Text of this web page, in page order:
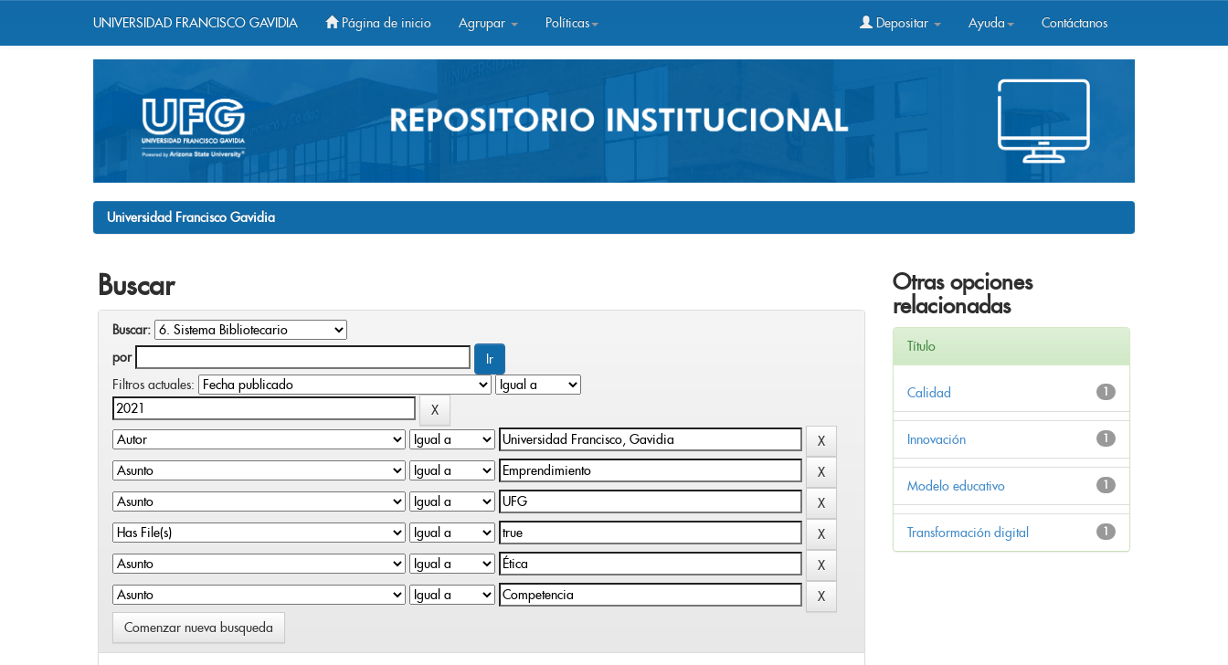
UNIVERSIDAD FRANCISCO GAVIDIA Página de inicio Agrupar Políticas Depositar Ayuda Contáctanos
Universidad Francisco Gavidia
Buscar
Buscar:
por
Filtros actuales:
Comenzar nueva busqueda
Otras opciones
relacionadas
Título
1
Calidad
1
Innovación
1
Modelo educativo
1
Transformación digital